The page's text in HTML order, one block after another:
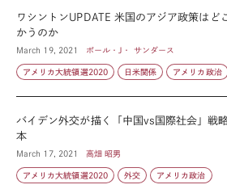
ワシントンUPDATE 米国のアジア政策はどこへ向
かうのか
March 19, 2021 ポール・J・ サンダース
アメリカ大統領選2020 日米関係 アメリカ政治
バイデン外交が描く「中国vs国際社会」戦
本
March 17, 2021 高畑 昭男
アメリカ大統領選2020 外交 アメリカ政治